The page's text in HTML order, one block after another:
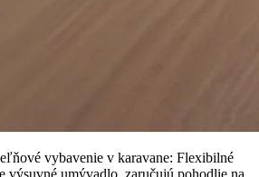
vybavenie v karavane: Flexibilné
výsuvné umývadlo, zaručujú pohodlie na